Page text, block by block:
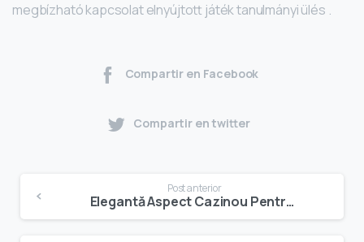
megbízható kapcsolat elnyújtott játék tanulmányi ülés .
Compartir en Facebook
Compartir en twitter
Post anterior
Elegantă Aspect Cazinou Pentru Joc Fără Efort — teritoriul românesc Unlock Offer